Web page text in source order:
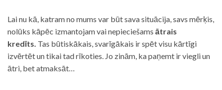
Lai nu kā, katram no mums var būt sava situācija, savs mērķis,
nolūks kāpēc izmantojam vai nepieciešams ātrais
kredīts. Tas būtiskākais, svarīgākais ir spēt visu kārtīgi
izvērtēt un tikai tad rīkoties. Jo zinām, ka paņemt ir viegli un
ātri, bet atmaksāt…